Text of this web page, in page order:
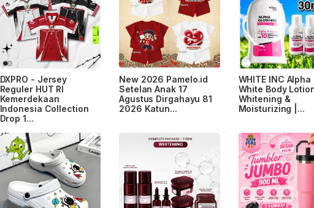
DXPRO - Jersey
Reguler HUT RI
Kemerdekaan
Indonesia Collection
Drop 1...
New 2026 Pamelo.id
Setelan Anak 17
Agustus Dirgahayu 81
2026 Katun...
WHITE INC Alpha
White Body
Whitening &
Moisturizing |...